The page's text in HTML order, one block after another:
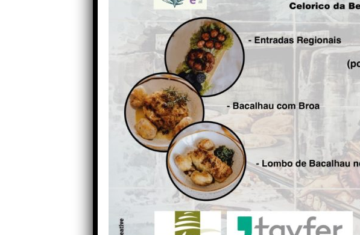
E, nesse mesmo quadro, é o Demandante condenado a
importância que resultar da diferença entre:
a)o montante da compensação fixado no Estudo da
anda Governance, Lda.” (€6.843.340 euros)
b) eo montante das receitas obtidas pela Demandada,
data do indispensável acerto de contas entre as Partes,
Penacova, correspondentes à prestação dos serviços a
os custos associados à prestação desses serviços; ao
estes outros:
o montante dos custos suportados pelo Demandante,
data antes referida, que possam ser imputados à
o montante que caiba receber ao Demandante,
participação no capital da Demandada (cfr. alínea C), sub